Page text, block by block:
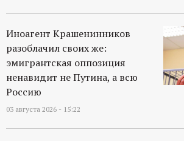
Иноагент Крашенинников
разоблачил своих же:
эмигрантская оппозиция
ненавидит не Путина, а всю
Россию
03 августа 2026 - 15:22